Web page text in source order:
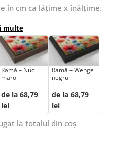
în cm ca lățime x înălțime.
multe
Ramă – Nuc
maro
de la 68,79
lei
Ramă – Wenge
negru
de la 68,79
lei
la totalul din coș